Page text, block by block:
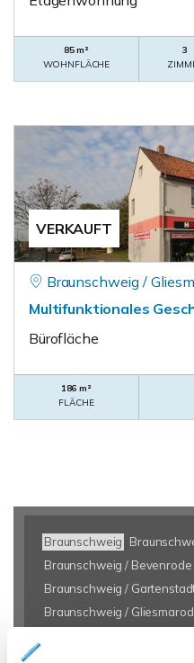
85 m²
WOHNFLÄCHE
3
VERKAUFT
Braunschweig /
Multifunktionales
Bürofläche
186 m²
FLÄCHE
Braunschweig
Braunschweig / Bevenrode
Braunschweig /
Braunschweig /